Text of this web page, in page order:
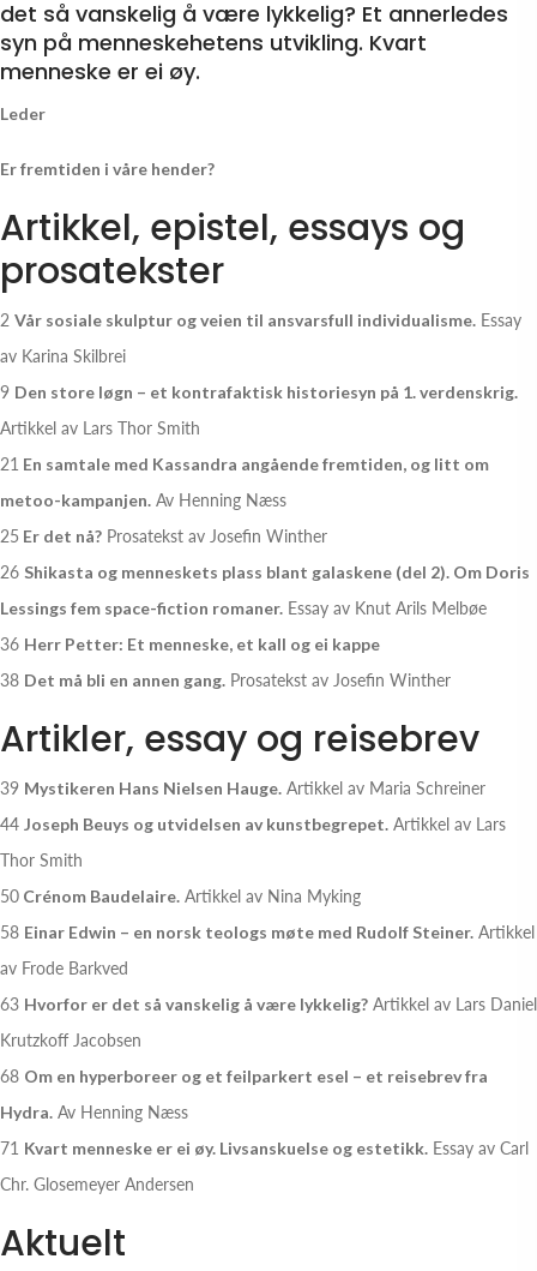
det så vanskelig å være lykkelig? Et annerledes
syn på menneskehetens utvikling. Kvart
menneske er ei øy.
Leder
Er fremtiden i våre hender?
Artikkel, epistel, essays og
prosatekster
2 Vår sosiale skulptur og veien til ansvarsfull individualisme. Essay
av Karina Skilbrei
9 Den store løgn – et kontrafaktisk historiesyn på 1. verdenskrig.
Artikkel av Lars Thor Smith
21 En samtale med Kassandra angående fremtiden, og litt om
metoo-kampanjen. Av Henning Næss
25 Er det nå? Prosatekst av Josefin Winther
26 Shikasta og menneskets plass blant galaskene (del 2). Om Doris
Lessings fem space-fiction romaner. Essay av Knut Arils Melbøe
36 Herr Petter: Et menneske, et kall og ei kappe
38 Det må bli en annen gang. Prosatekst av Josefin Winther
Artikler, essay og reisebrev
39 Mystikeren Hans Nielsen Hauge. Artikkel av Maria Schreiner
44 Joseph Beuys og utvidelsen av kunstbegrepet. Artikkel av Lars
Thor Smith
50 Crénom Baudelaire. Artikkel av Nina Myking
58 Einar Edwin – en norsk teologs møte med Rudolf Steiner. Artikkel
av Frode Barkved
63 Hvorfor er det så vanskelig å være lykkelig? Artikkel av Lars Daniel
Krutzkoff Jacobsen
68 Om en hyperboreer og et feilparkert esel – et reisebrev fra
Hydra. Av Henning Næss
71 Kvart menneske er ei øy. Livsanskuelse og estetikk. Essay av Carl
Chr. Glosemeyer Andersen
Aktuelt